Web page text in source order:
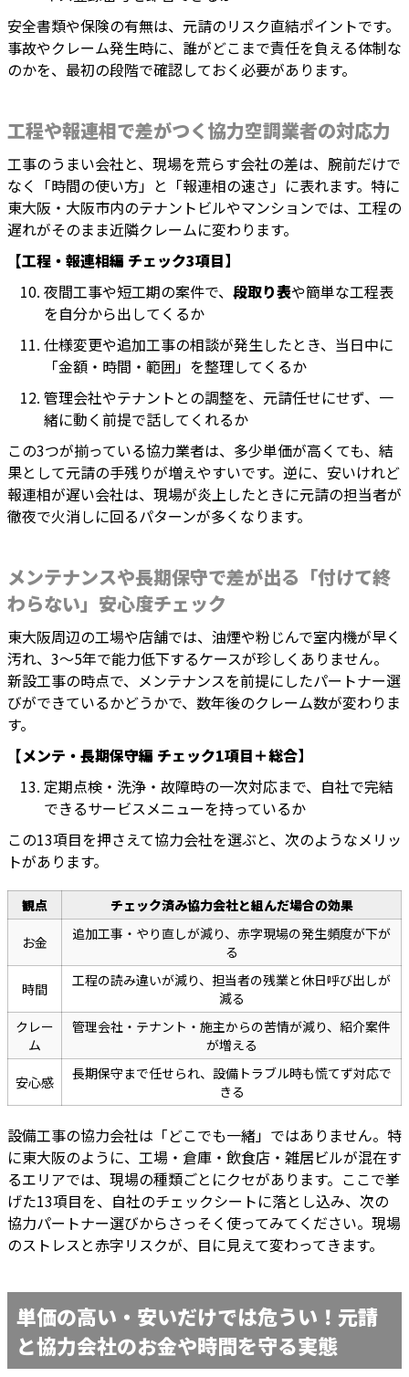
安全書類や保険の有無は、元請のリスク直結ポイントです。
事故やクレーム発生時に、誰がどこまで責任を負える体制な
のかを、最初の段階で確認しておく必要があります。
工程や報連相で差がつく協力空調業者の対応力
工事のうまい会社と、現場を荒らす会社の差は、腕前だけで
なく「時間の使い方」と「報連相の速さ」に表れます。特に
東大阪・大阪市内のテナントビルやマンションでは、工程の
遅れがそのまま近隣クレームに変わります。
【工程・報連相編 チェック3項目】
夜間工事や短工期の案件で、 段取り表や簡単な工程表
を自分から出してくるか
仕様変更や追加工事の相談が発生したとき、当日中に
「金額・時間・範囲」を整理してくるか
管理会社やテナントとの調整を、元請任せにせず、一
緒に動く前提で話してくれるか
この3つが揃っている協力業者は、多少単価が高くても、結
果として元請の手残りが増えやすいです。逆に、安いけれど
報連相が遅い会社は、現場が炎上したときに元請の担当者が
徹夜で火消しに回るパターンが多くなります。
メンテナンスや長期保守で差が出る「付けて終
わらない」安心度チェック
東大阪周辺の工場や店舗では、油煙や粉じんで室内機が早く
汚れ、3～5年で能力低下するケースが珍しくありません。
新設工事の時点で、メンテナンスを前提にしたパートナー選
びができているかどうかで、数年後のクレーム数が変わりま
す。
【メンテ・長期保守編 チェック1項目＋総合】
定期点検・洗浄・故障時の一次対応まで、自社で完結
できるサービスメニューを持っているか
この13項目を押さえて協力会社を選ぶと、次のようなメリッ
トがあります。
観点 チェック済み協力会社と組んだ場合の効果
お金
追加工事・やり直しが減り、赤字現場の発生頻度が下が
る
時間
工程の読み違いが減り、担当者の残業と休日呼び出しが
減る
クレー
ム
管理会社・テナント・施主からの苦情が減り、紹介案件
が増える
安心感
長期保守まで任せられ、設備トラブル時も慌てず対応で
きる
設備工事の協力会社は「どこでも一緒」ではありません。特
に東大阪のように、工場・倉庫・飲食店・雑居ビルが混在す
るエリアでは、現場の種類ごとにクセがあります。ここで挙
げた13項目を、自社のチェックシートに落とし込み、次の
協力パートナー選びからさっそく使ってみてください。現場
のストレスと赤字リスクが、目に見えて変わってきます。
単価の高い・安いだけでは危うい！元請
と協力会社のお金や時間を守る実態